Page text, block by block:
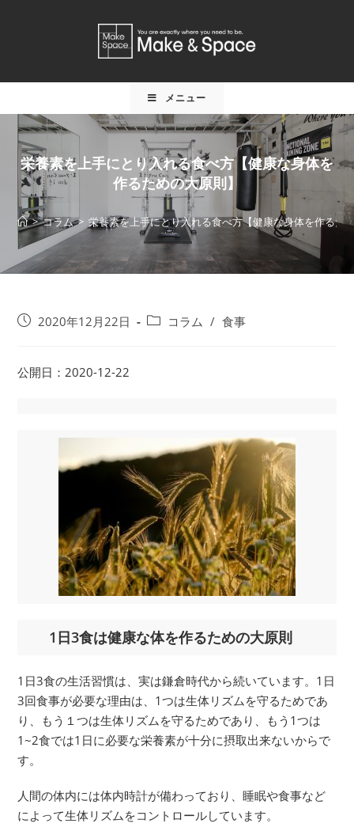
メニュー
栄養素を上手にとり入れる食べ方【健康な身体を
作るための大原則】
> コラム > 栄養素を上手にとり入れる食べ方【健康な身体を作るた
2020年12月22日 コラム / 食事
公開日：2020-12-22
1日3食は健康な体を作るための大原則
1日3食の生活習慣は、実は鎌倉時代から続いています。1日
3回食事が必要な理由は、1つは生体リズムを守るためであ
り、もう１つは生体リズムを守るためであり、もう1つは
1~2食では1日に必要な栄養素が十分に摂取出来ないからで
す。
人間の体内には体内時計が備わっており、睡眠や食事など
によって生体リズムをコントロールしています。